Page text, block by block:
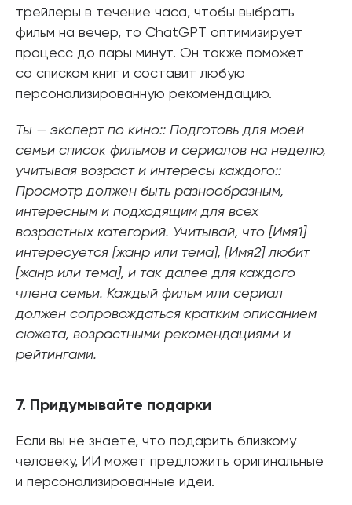
трейлеры в течение часа, чтобы выбрать
фильм на вечер, то ChatGPT оптимизирует
процесс до пары минут. Он также поможет
со списком книг и составит любую
персонализированную рекомендацию.
Ты — эксперт по кино:: Подготовь для моей
семьи список фильмов и сериалов на неделю,
учитывая возраст и интересы каждого::
Просмотр должен быть разнообразным,
интересным и подходящим для всех
возрастных категорий. Учитывай, что [Имя1]
интересуется [жанр или тема], [Имя2] любит
[жанр или тема], и так далее для каждого
члена семьи. Каждый фильм или сериал
должен сопровождаться кратким описанием
сюжета, возрастными рекомендациями и
рейтингами.
7. Придумывайте подарки
Если вы не знаете, что подарить близкому
человеку, ИИ может предложить оригинальные
и персонализированные идеи.